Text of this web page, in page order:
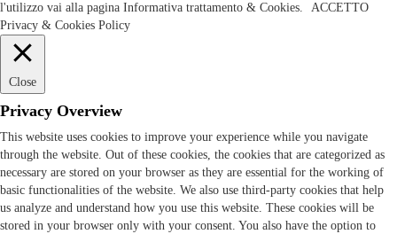
l'utilizzo vai alla pagina Informativa trattamento & Cookies.
ACCETTO
Privacy & Cookies Policy
Close
Privacy Overview
This website uses cookies to improve your experience while you navigate
through the website. Out of these cookies, the cookies that are categorized as
necessary are stored on your browser as they are essential for the working of
basic functionalities of the website. We also use third-party cookies that help
us analyze and understand how you use this website. These cookies will be
stored in your browser only with your consent. You also have the option to